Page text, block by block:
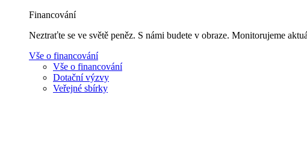
Financování
Neztraťte se ve světě peněz. S námi budete v obraze. Monitorujeme
Vše o financování
Vše o financování
Dotační výzvy
Veřejné sbírky